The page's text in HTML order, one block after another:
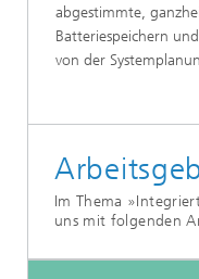
abgestimmte,
Batteriespeichern
von der
Im Thema
uns mit folgenden